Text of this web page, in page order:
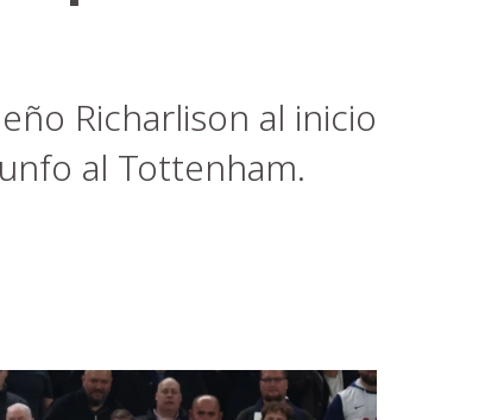
Richarlison al inicio
al Tottenham.